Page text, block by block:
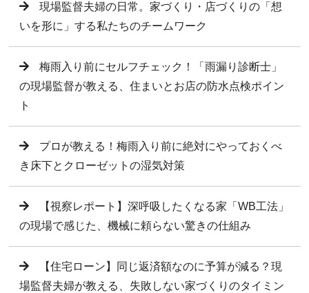
現場監督夫婦の日常。家づくり・店づくりの「想
いを形に」する私たちのチームワーク
梅雨入り前にセルフチェック！「雨漏り診断士」
の現場監督が教える、住まいとお店の防水点検ポイン
ト
プロが教える！梅雨入り前に絶対にやっておくべ
き床下とクローゼットの湿気対策
【視察レポート】深呼吸したくなる家「WB工法」
の現場で感じた、機械に頼らない驚きの仕組み
【住宅ローン】同じ返済額なのに予算が減る？現
場監督夫婦が教える、失敗しない家づくりのタイミン